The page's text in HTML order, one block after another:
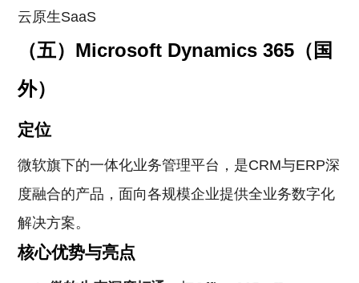
云原生SaaS
（五）Microsoft Dynamics 365（国
外）
定位
微软旗下的一体化业务管理平台，是CRM与ERP深
度融合的产品，面向各规模企业提供全业务数字化
解决方案。
核心优势与亮点